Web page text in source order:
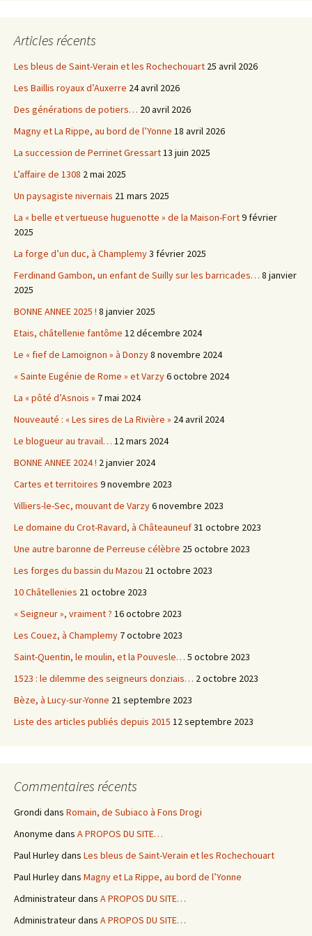
Articles récents
Les bleus de Saint-Verain et les Rochechouart 25 avril 2026
Les Baillis royaux d’Auxerre 24 avril 2026
Des générations de potiers… 20 avril 2026
Magny et La Rippe, au bord de l’Yonne 18 avril 2026
La succession de Perrinet Gressart13 juin 2025
L’affaire de 1308 2 mai 2025
Un paysagiste nivernais 21 mars 2025
La « belle et vertueuse huguenotte » de la Maison-Fort9 février
2025
La forge d’un duc, à Champlemy3 février 2025
Ferdinand Gambon, un enfant de Suilly sur les barricades… 8 janvier
2025
BONNE ANNEE 2025 ! 8 janvier 2025
Etais, châtellenie fantôme 12 décembre 2024
Le « fief de Lamoignon » à Donzy8 novembre 2024
« Sainte Eugénie de Rome » et Varzy6 octobre 2024
La « pôté d’Asnois » 7 mai 2024
Nouveauté : « Les sires de La Rivière » 24 avril 2024
Le blogueur au travail… 12 mars 2024
BONNE ANNEE 2024 ! 2 janvier 2024
Cartes et territoires 9 novembre 2023
Villiers-le-Sec, mouvant de Varzy6 novembre 2023
Le domaine du Crot-Ravard, à Châteauneuf31 octobre 2023
Une autre baronne de Perreuse célèbre 25 octobre 2023
Les forges du bassin du Mazou 21 octobre 2023
10 Châtellenies 21 octobre 2023
« Seigneur », vraiment ? 16 octobre 2023
Les Couez, à Champlemy 7 octobre 2023
Saint-Quentin, le moulin, et la Pouvesle… 5 octobre 2023
1523 : le dilemme des seigneurs donziais… 2 octobre 2023
Bèze, à Lucy-sur-Yonne 21 septembre 2023
Liste des articles publiés depuis 2015 12 septembre 2023
Commentaires récents
Grondi dans Romain, de Subiaco à Fons Drogi
Anonyme dans A PROPOS DU SITE…
Paul Hurleydans Les bleus de Saint-Verain et les Rochechouart
Paul Hurleydans Magny et La Rippe, au bord de l’Yonne
Administrateurdans A PROPOS DU SITE…
Administrateurdans A PROPOS DU SITE…